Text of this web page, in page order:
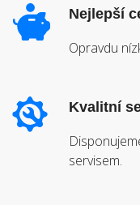
Nejlepší
Opravdu
Kvalitní
servisem.